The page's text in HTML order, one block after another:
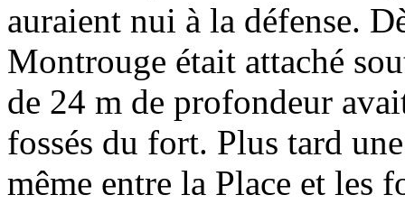
auraient nui à la défense.
Montrouge était attaché
de 24 m de profondeur
fossés du fort. Plus tard
même entre la Place et les